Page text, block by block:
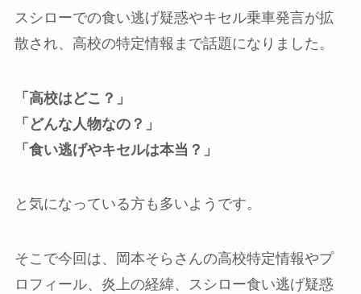
スシローでの食い逃げ疑惑やキセル乗車発言が拡
散され、高校の特定情報まで話題になりました。
「高校はどこ？」
「どんな人物なの？」
「食い逃げやキセルは本当？」
と気になっている方も多いようです。
そこで今回は、岡本そらさんの高校特定情報やプ
ロフィール、炎上の経緯、スシロー食い逃げ疑惑